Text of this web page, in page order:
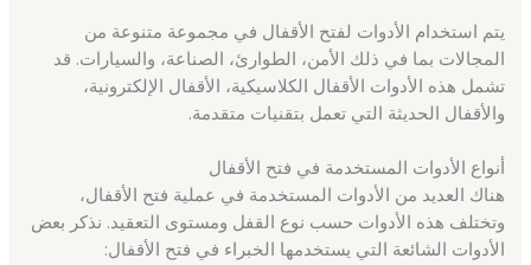
يتم استخدام الأدوات لفتح الأقفال في مجموعة متنوعة من
المجالات بما في ذلك الأمن، الطوارئ، الصناعة، والسيارات. قد
تشمل هذه الأدوات الأقفال الكلاسيكية، الأقفال الإلكترونية،
والأقفال الحديثة التي تعمل بتقنيات متقدمة.
أنواع الأدوات المستخدمة في فتح الأقفال
هناك العديد من الأدوات المستخدمة في عملية فتح الأقفال،
وتختلف هذه الأدوات حسب نوع القفل ومستوى التعقيد. نذكر بعض
الأدوات الشائعة التي يستخدمها الخبراء في فتح الأقفال: